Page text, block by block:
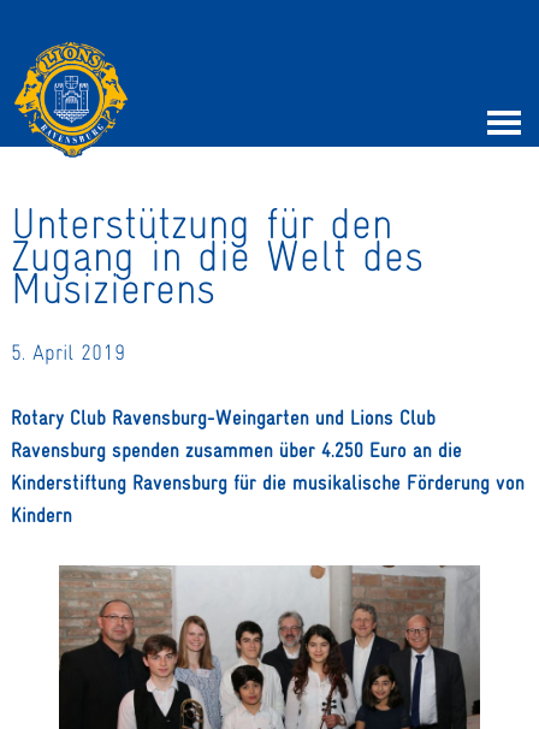
Unterstützung für den
Zugang in die Welt des
Musizierens
5. April 2019
Rotary Club Ravensburg-Weingarten und Lions Club
Ravensburg spenden zusammen über 4.250 Euro an die
Kinderstiftung Ravensburg für die musikalische Förderung von
Kindern